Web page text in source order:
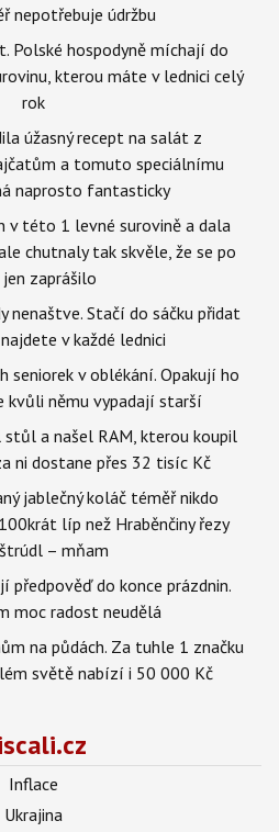
nepotřebuje údržbu
Polské hospodyně míchají do
kterou máte v lednici celý
rok
úžasný recept na salát z
a tomuto speciálnímu
naprosto fantasticky
v této 1 levné surovině a dala
chutnaly tak skvěle, že se po
jen zaprášilo
nenaštve. Stačí do sáčku přidat
v každé lednici
seniorek v oblékání. Opakují ho
kvůli němu vypadají starší
a našel RAM, kterou koupil
ni dostane přes 32 tisíc Kč
jablečný koláč téměř nikdo
líp než Hraběnčiny řezy
– mňam
předpověď do konce prázdnin.
moc radost neudělá
na půdách. Za tuhle 1 značku
světě nabízí i 50 000 Kč
Inflace
Ukrajina